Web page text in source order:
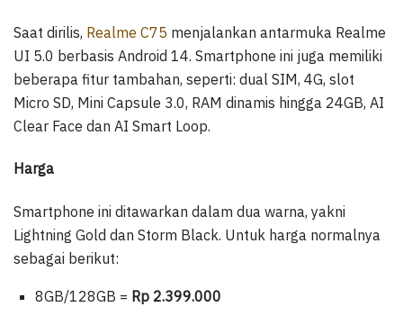
Saat dirilis, Realme C75 menjalankan antarmuka Realme
UI 5.0 berbasis Android 14. Smartphone ini juga memiliki
beberapa fitur tambahan, seperti: dual SIM, 4G, slot
Micro SD, Mini Capsule 3.0, RAM dinamis hingga 24GB, AI
Clear Face dan AI Smart Loop.
Harga
Smartphone ini ditawarkan dalam dua warna, yakni
Lightning Gold dan Storm Black. Untuk harga normalnya
sebagai berikut:
8GB/128GB = Rp 2.399.000